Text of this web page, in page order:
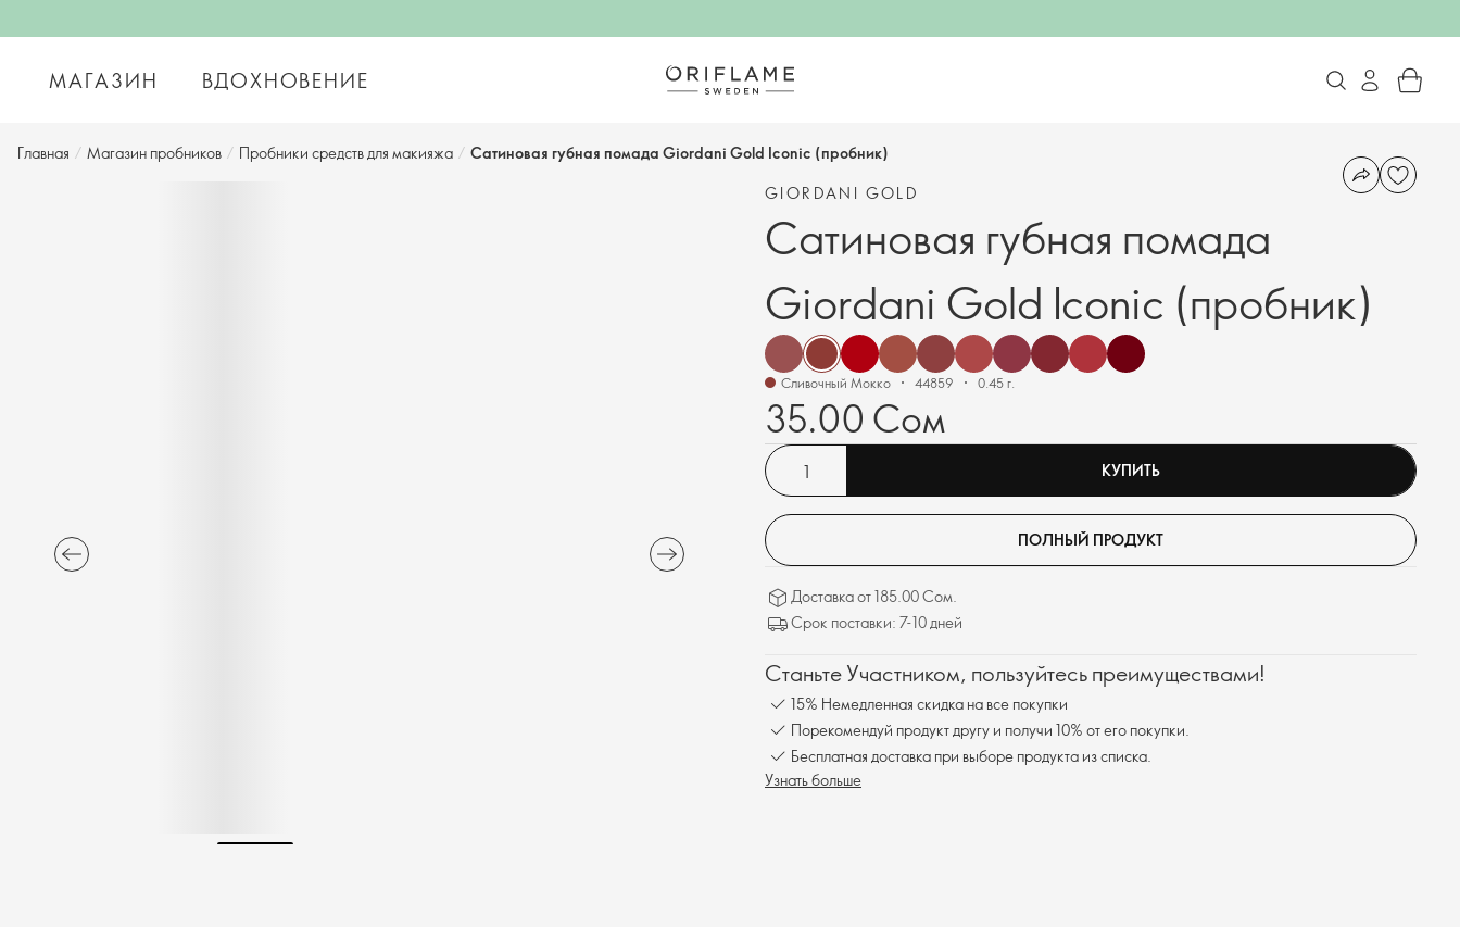
МАГАЗИН ВДОХНОВЕНИЕ
Главная / Магазин пробников / Пробники средств для макияжа / Сатиновая губная помада Giordani Gold Iconic (пробник)
GIORDANI GOLD
Сатиновая губная помада
Giordani Gold Iconic (пробник)
Сливочный Мокко 44859 0.45 г.
35.00 Сом
КУПИТЬ
ПОЛНЫЙ ПРОДУКТ
Доставка от 185.00 Сом.
Срок поставки: 7-10 дней
Станьте Участником, пользуйтесь преимуществами!
15% Немедленная скидка на все покупки
Порекомендуй продукт другу и получи 10% от его покупки.
Бесплатная доставка при выборе продукта из списка.
Узнать больше